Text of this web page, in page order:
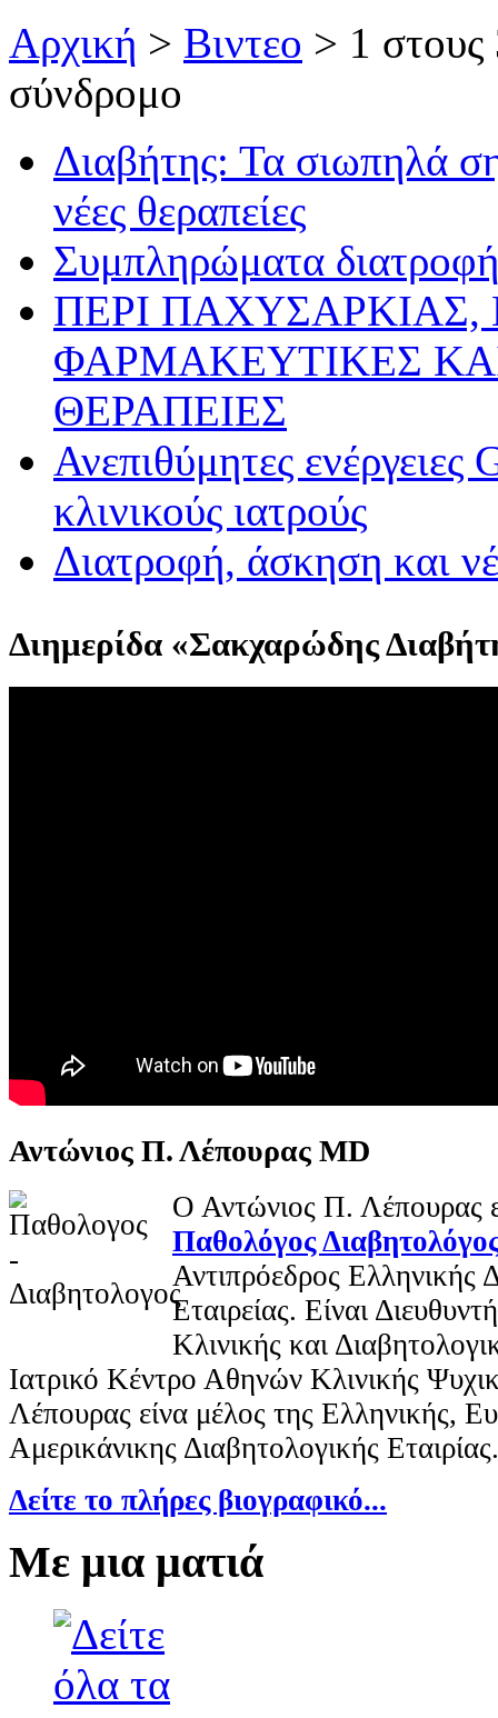
Αρχική > Βιντεο > 1
σύνδρομο
Διαβήτης: Τα σιωπηλά
νέες θεραπείες
Συμπληρώματα
ΠΕΡΙ
ΦΑΡΜΑΚΕΥΤΙΚΕΣ
ΘΕΡΑΠΕΙΕΣ
Ανεπιθύμητες
κλινικούς ιατρούς
Διατροφή, άσκηση και
Διημερίδα «Σακχαρώδης
Αντώνιος Π. Λέπουρας MD
Ο Αντώνιος Π. Λέπουρας
Παθολόγος
Αντιπρόεδρος Ελληνικής
Εταιρείας. Είναι
Κλινικής και
Ιατρικό Κέντρο Αθηνών Κλινικής
Λέπουρας είνα μέλος της Ελληνικής,
Αμερικάνικης Διαβητολογικής Εταιρίας.
Δείτε το πλήρες βιογραφικό...
Με μια ματιά